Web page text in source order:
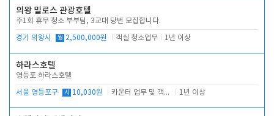
의왕 밀로스 관광호텔
주1회 휴무 청소 부부팀, 3교대 당번 모집합니다.
경기 의왕시 월 2,500,000원 객실 청소업무 1년 이상
하라스호텔
영등포 하라스호텔
서울 영등포구 시 10,030원 카운터 업무 및 객실관리(청소상태 확인, 객실판매) 1년 이상